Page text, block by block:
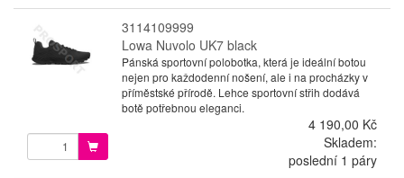
3114109999
Lowa Nuvolo UK7 black
Pánská sportovní polobotka, která je ideální botou
nejen pro každodenní nošení, ale i na procházky v
příměstské přírodě. Lehce sportovní střih dodává
botě potřebnou eleganci.
4 190,00 Kč
Skladem:
poslední 1 páry